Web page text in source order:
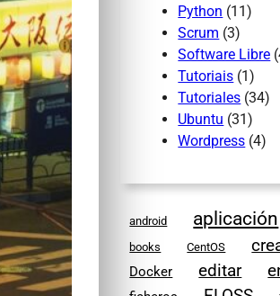
Python (11)
Scrum (3)
Software Libre
Tutoriais (1)
Tutoriales (34)
Ubuntu (31)
Wordpress (4)
android aplicación
books CentOS
Docker editar